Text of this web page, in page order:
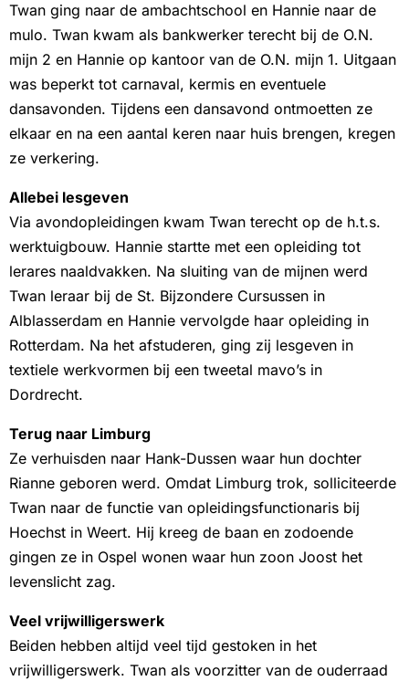
Twan ging naar de ambachtschool en Hannie naar de
mulo. Twan kwam als bankwerker terecht bij de O.N.
mijn 2 en Hannie op kantoor van de O.N. mijn 1. Uitgaan
was beperkt tot carnaval, kermis en eventuele
dansavonden. Tijdens een dansavond ontmoetten ze
elkaar en na een aantal keren naar huis brengen, kregen
ze verkering.
Allebei lesgeven
Via avondopleidingen kwam Twan terecht op de h.t.s.
werktuigbouw. Hannie startte met een opleiding tot
lerares naaldvakken. Na sluiting van de mijnen werd
Twan leraar bij de St. Bijzondere Cursussen in
Alblasserdam en Hannie vervolgde haar opleiding in
Rotterdam. Na het afstuderen, ging zij lesgeven in
textiele werkvormen bij een tweetal mavo’s in
Dordrecht.
Terug naar Limburg
Ze verhuisden naar Hank-Dussen waar hun dochter
Rianne geboren werd. Omdat Limburg trok, solliciteerde
Twan naar de functie van opleidingsfunctionaris bij
Hoechst in Weert. Hij kreeg de baan en zodoende
gingen ze in Ospel wonen waar hun zoon Joost het
levenslicht zag.
Veel vrijwilligerswerk
Beiden hebben altijd veel tijd gestoken in het
vrijwilligerswerk. Twan als voorzitter van de ouderraad